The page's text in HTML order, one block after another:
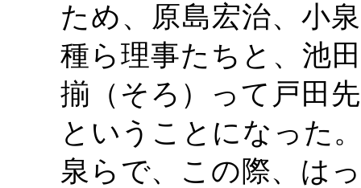
ため、原島宏治、小
種ら理事たちと、池
揃（そろ）って戸田
ということになった
泉らで、この際、は